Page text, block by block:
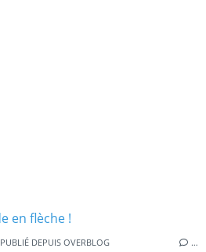
PUBLIÉ DEPUIS OVERBLOG …